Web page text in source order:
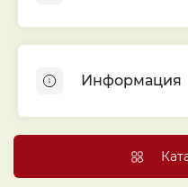
Монеты
Банкноты
Листы для монет
Капсулы и холдеры
Информация
Договор публичной